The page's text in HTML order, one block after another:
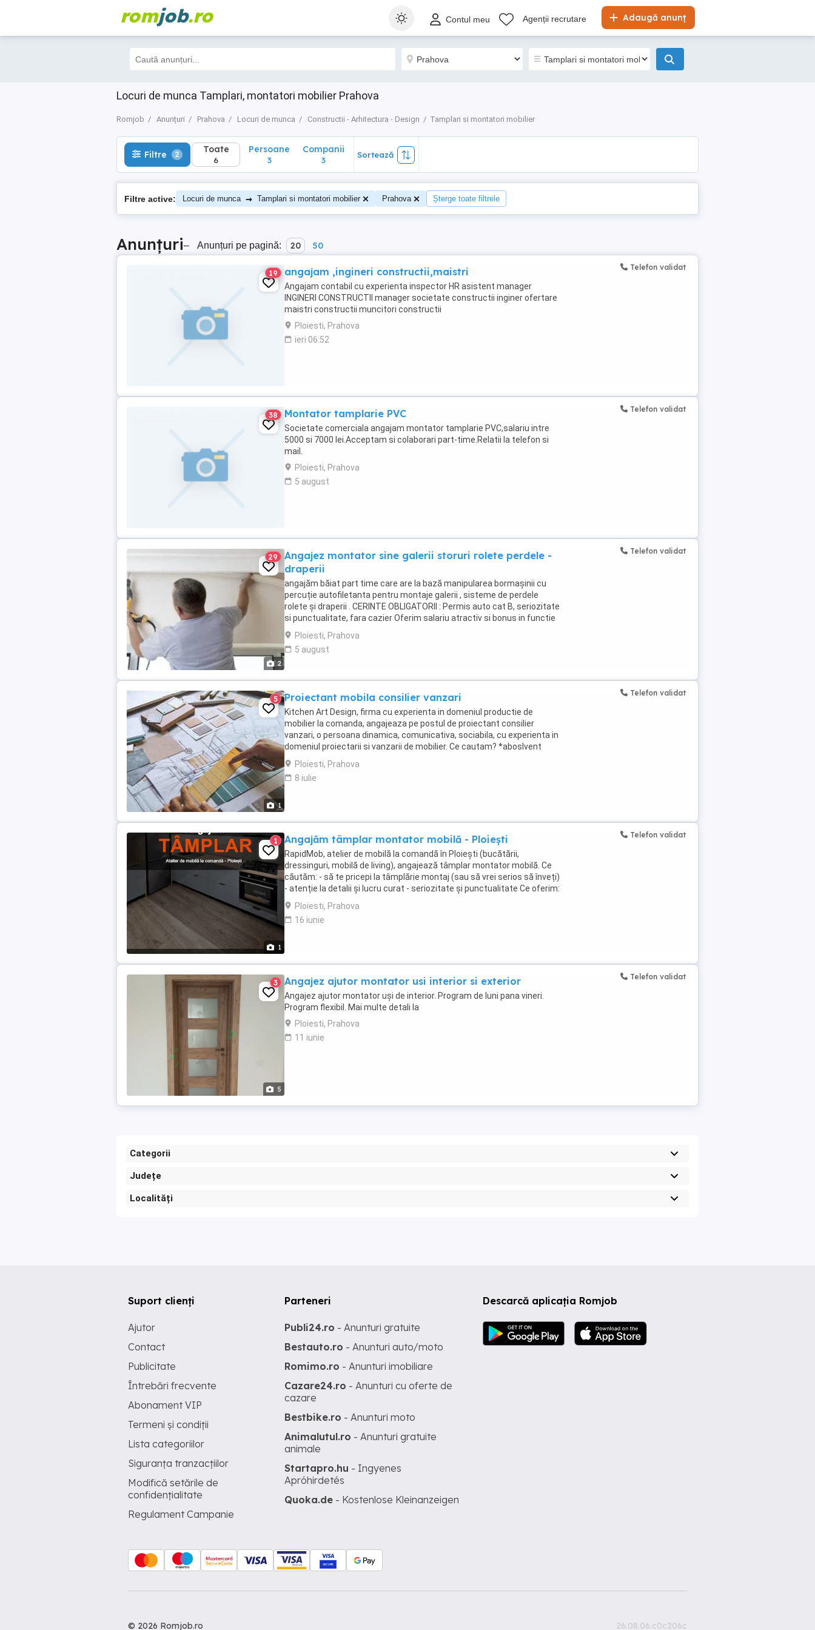
romjob.ro Adaugă anunț
Contul meu Agenții recrutare
Locuri de munca Tamplari, montatori mobilier Prahova
Romjob Anunțuri Prahova Locuri de munca Constructii - Arhitectura - Design Tamplari si montatori mobilier
Filtre 2 Toate
6
Filtre 2 Toate
6
Persoane
3
Companii
3
Sortează
Filtre active: Locuri de munca → Tamplari si montatori mobilier Prahova Șterge toate filtrele
Anunțuri– Anunțuri pe pagină: 20 50
19 angajam ,ingineri constructii,maistri
Angajam contabil cu experienta inspector HR asistent manager
INGINERI CONSTRUCTII manager societate constructii inginer ofertare
maistri constructii muncitori constructii
Ploiesti, Prahova
ieri 06:52
Telefon validat
38 Montator tamplarie PVC
Societate comerciala angajam montator tamplarie PVC,salariu intre
5000 si 7000 lei.Acceptam si colaborari part-time.Relatii la telefon si
mail.
Ploiesti, Prahova
5 august
Telefon validat
2
29
Angajez montator sine galerii storuri rolete perdele -
draperii
angajăm băiat part time care are la bază manipularea bormașinii cu
percuție autofiletanta pentru montaje galerii , sisteme de perdele
rolete și draperii . CERINTE OBLIGATORII : Permis auto cat B, seriozitate
si punctualitate, fara cazier Oferim salariu atractiv si bonus in functie
de performanta. Discutia ...
Ploiesti, Prahova
5 august
Telefon validat
1
5 Proiectant mobila consilier vanzari
Kitchen Art Design, firma cu experienta in domeniul productie de
mobilier la comanda, angajeaza pe postul de proiectant consilier
vanzari, o persoana dinamica, comunicativa, sociabila, cu experienta in
domeniul proiectarii si vanzarii de mobilier. Ce cautam? *aboslvent
scoala profesionala liceu sau ...
Ploiesti, Prahova
8 iulie
Telefon validat
1
1 Angajăm tâmplar montator mobilă - Ploiești
RapidMob, atelier de mobilă la comandă în Ploiești (bucătării,
dressinguri, mobilă de living), angajează tâmplar montator mobilă. Ce
căutăm: - să te pricepi la tâmplărie montaj (sau să vrei serios să înveți)
- atenție la detalii și lucru curat - seriozitate și punctualitate Ce oferim:
- atelier ...
Ploiesti, Prahova
16 iunie
Telefon validat
5
3 Angajez ajutor montator usi interior si exterior
Angajez ajutor montator uși de interior. Program de luni pana vineri.
Program flexibil. Mai multe detali la
Ploiesti, Prahova
11 iunie
Telefon validat
Categorii
Județe
Localități
Descarcă aplicația Romjob
Suport clienți
Ajutor
Contact
Publicitate
Întrebări frecvente
Abonament VIP
Termeni și condiții
Lista categoriilor
Siguranța tranzacțiilor
Modifică setările de
confidențialitate
Regulament Campanie
Parteneri
Publi24.ro - Anunturi gratuite
Bestauto.ro - Anunturi auto/moto
Romimo.ro - Anunturi imobiliare
Cazare24.ro - Anunturi cu oferte de
cazare
Bestbike.ro - Anunturi moto
Animalutul.ro - Anunturi gratuite
animale
Startapro.hu - Ingyenes
Apróhirdetés
Quoka.de - Kostenlose Kleinanzeigen
© 2026 Romjob.ro 26.08.06.c0c206c